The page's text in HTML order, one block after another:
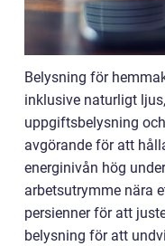
Belysning för
inklusive naturligt
uppgiftsbelysning
avgörande för att
energinivån hög
arbetsutrymme nära
persienner för att
belysning för att